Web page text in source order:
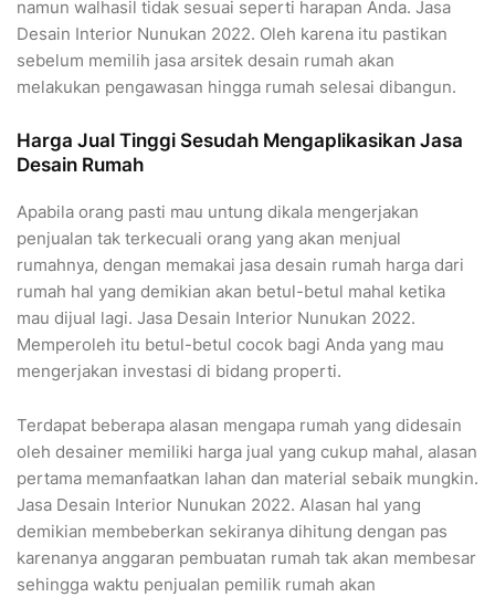
namun walhasil tidak sesuai seperti harapan Anda. Jasa
Desain Interior Nunukan 2022. Oleh karena itu pastikan
sebelum memilih jasa arsitek desain rumah akan
melakukan pengawasan hingga rumah selesai dibangun.
Harga Jual Tinggi Sesudah Mengaplikasikan Jasa
Desain Rumah
Apabila orang pasti mau untung dikala mengerjakan
penjualan tak terkecuali orang yang akan menjual
rumahnya, dengan memakai jasa desain rumah harga dari
rumah hal yang demikian akan betul-betul mahal ketika
mau dijual lagi. Jasa Desain Interior Nunukan 2022.
Memperoleh itu betul-betul cocok bagi Anda yang mau
mengerjakan investasi di bidang properti.
Terdapat beberapa alasan mengapa rumah yang didesain
oleh desainer memiliki harga jual yang cukup mahal, alasan
pertama memanfaatkan lahan dan material sebaik mungkin.
Jasa Desain Interior Nunukan 2022. Alasan hal yang
demikian membeberkan sekiranya dihitung dengan pas
karenanya anggaran pembuatan rumah tak akan membesar
sehingga waktu penjualan pemilik rumah akan